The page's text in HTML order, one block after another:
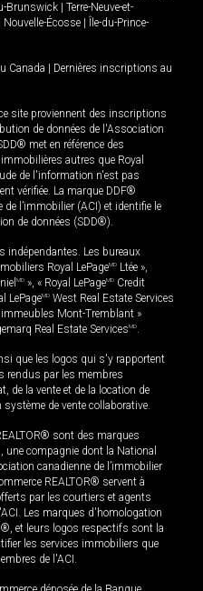
Brunswick
Terre-Neuve-et-
Nouvelle-Écosse
Île-du-Prince-
Canada
Dernières inscriptions au
site proviennent des inscriptions
de données de l'Association
met en référence des
autres que Royal
de l'information n'est pas
vérifiée. La marque DDF®
l’immobilier (ACI) et identifie le
de données (SDD®).
indépendantes. Les bureaux
Royal LePageMD Ltée »,
MD », « Royal LePageMD Credit
LePageMD West Real Estate Services
immeubles Mont-Tremblant »
Real Estate ServicesMD.
que les logos qui s'y rapportent
rendus par les membres
de la vente et de la location de
de vente collaborative.
sont des marques
une compagnie dont la National
canadienne de l’immobilier
REALTOR® servent à
par les courtiers et agents
Les marques d'homologation
et leurs logos respectifs sont la
les services immobiliers que
de l'ACI.